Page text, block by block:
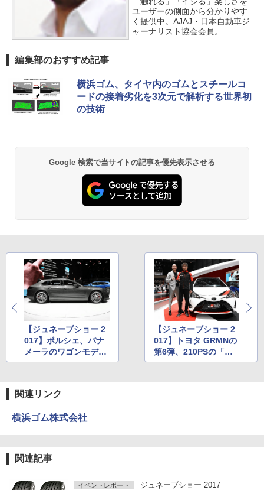
ユーザーの側面から分かりやす
く提供中。AJAJ・日本自動車ジ
ャーナリスト協会会員。
編集部のおすすめ記事
横浜ゴム、タイヤ内のゴムとスチールコ
ードの接着劣化を3次元で解析する世界初
の技術
Google 検索で当サイトの記事を優先表示させる
【ジュネーブショー 2
017】ポルシェ、パナ
メーラのワゴンモデル
「パナメーラ スポーツ
【ジュネーブショー 2
017】トヨタ GRMNの
第6弾、210PSの「ヤ
リス GRMN」について
関連リンク
横浜ゴム株式会社
関連記事
イベントレポート ジュネーブショー 2017